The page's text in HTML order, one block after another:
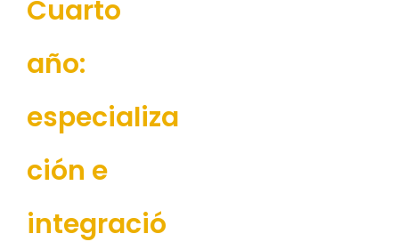
Cuarto
año:
especializa
ción e
integració